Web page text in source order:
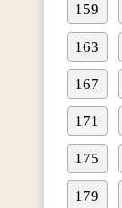
159
163
167
171
175
179